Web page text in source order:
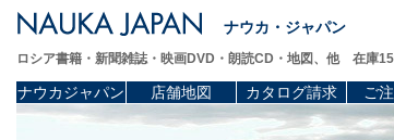
ナウカ・ジャパン
ロシア書籍・新聞雑誌・映画DVD・朗読CD・地図、他 在庫
ナウカジャパン 店舗地図 カタログ請求 ご